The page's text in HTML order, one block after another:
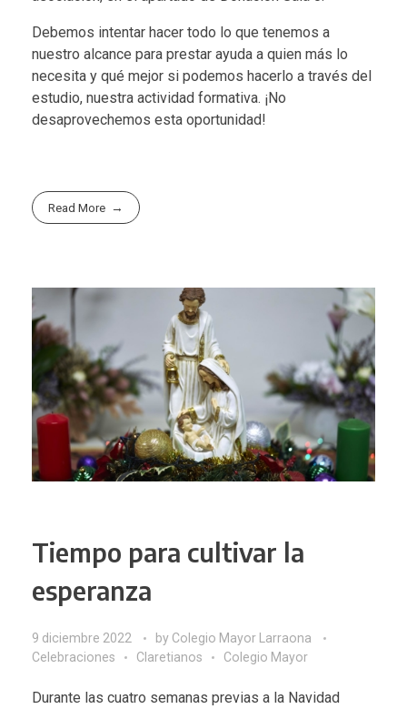
Debemos intentar hacer todo lo que tenemos a
nuestro alcance para prestar ayuda a quien más lo
necesita y qué mejor si podemos hacerlo a través del
estudio, nuestra actividad formativa. ¡No
desaprovechemos esta oportunidad!
Read More
Tiempo para cultivar la
esperanza
9 diciembre 2022 by Colegio Mayor Larraona
Celebraciones
Claretianos Colegio Mayor
Durante las cuatro semanas previas a la Navidad